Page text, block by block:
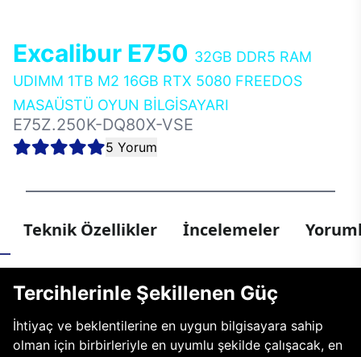
Excalibur E750 32GB DDR5 RAM
UDIMM 1TB M2 16GB RTX 5080 FREEDOS
MASAÜSTÜ OYUN BİLGİSAYARI
E75Z.250K-DQ80X-VSE
5 Yorum
Teknik Özellikler İncelemeler
Tercihlerinle Şekillenen Güç
İhtiyaç ve beklentilerine en uygun bilgisayara sahip
olman için birbirleriyle en uyumlu şekilde çalışacak, en